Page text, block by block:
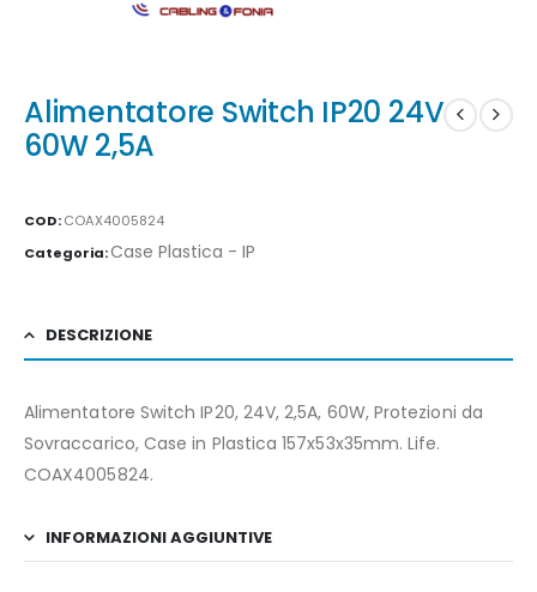
Alimentatore Switch IP20 24V
60W 2,5A
COD:COAX4005824
Categoria:Case Plastica - IP
DESCRIZIONE
Alimentatore Switch IP20, 24V, 2,5A, 60W, Protezioni da
Sovraccarico, Case in Plastica 157x53x35mm. Life.
COAX4005824.
INFORMAZIONI AGGIUNTIVE